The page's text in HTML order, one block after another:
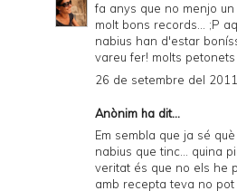
l
y
a
n
d
P
fa anys que no menjo
molt bons records... ;P
nabius han d'estar
vareu fer! molts
26 de setembre del
Anònim ha dit...
Em sembla que ja sé
nabius que tinc... quina
veritat és que no els he
amb recepta teva no pot